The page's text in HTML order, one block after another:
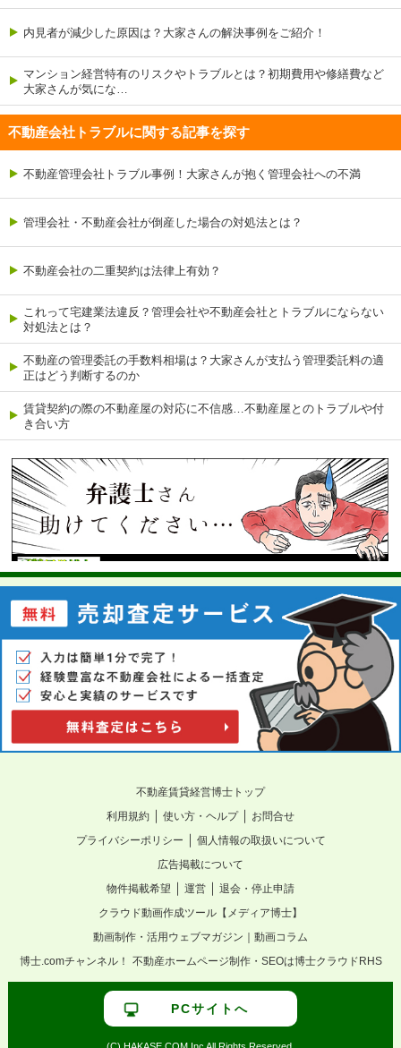
内見者が減少した原因は？大家さんの解決事例をご紹介！
マンション経営特有のリスクやトラブルとは？初期費用や修繕費など
大家さんが気にな…
不動産会社トラブルに関する記事を探す
不動産管理会社トラブル事例！大家さんが抱く管理会社への不満
管理会社・不動産会社が倒産した場合の対処法とは？
不動産会社の二重契約は法律上有効？
これって宅建業法違反？管理会社や不動産会社とトラブルにならない
対処法とは？
不動産の管理委託の手数料相場は？大家さんが支払う管理委託料の適
正はどう判断するのか
賃貸契約の際の不動産屋の対応に不信感…不動産屋とのトラブルや付
き合い方
不動産賃貸経営博士トップ
利用規約 ｜ 使い方・ヘルプ｜ お問合せ
プライバシーポリシー ｜ 個人情報の取扱いについて
広告掲載について
物件掲載希望 ｜ 運営 ｜ 退会・停止申請
クラウド動画作成ツール【メディア博士】
動画制作・活用ウェブマガジン｜動画コラム
博士.comチャンネル！
不動産ホームページ制作・SEOは博士クラウドRHS
PCサイトへ